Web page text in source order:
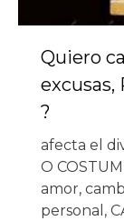
Quiero
excusas,
?
afecta el
O
amor,
personal ,